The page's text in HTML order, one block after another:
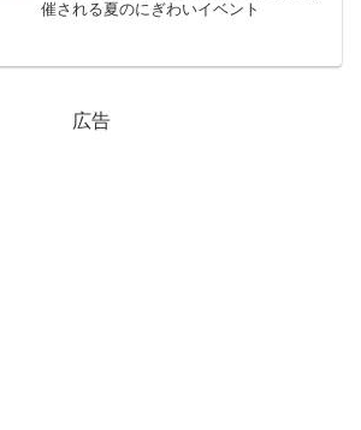
催される夏のにぎわいイベント
広告